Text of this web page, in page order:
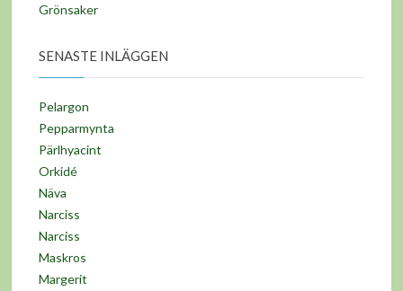
Grönsaker
SENASTE INLÄGGEN
Pelargon
Pepparmynta
Pärlhyacint
Orkidé
Näva
Narciss
Narciss
Maskros
Margerit